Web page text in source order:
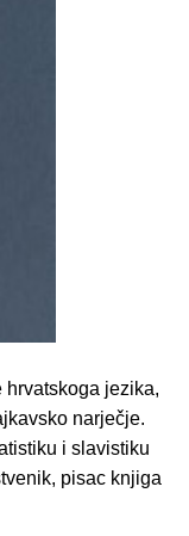
jezika,
narječje.
i slavistiku
pisac knjiga